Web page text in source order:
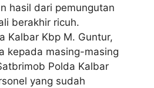
hasil dari pemungutan
berakhir ricuh.
Kalbar Kbp M. Guntur,
kepada masing-masing
Polda Kalbar
yang sudah